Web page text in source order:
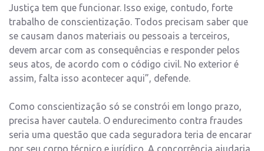
Justiça tem que funcionar. Isso exige, contudo, forte
trabalho de conscientização. Todos precisam saber que
se causam danos materiais ou pessoais a terceiros,
devem arcar com as consequências e responder pelos
seus atos, de acordo com o código civil. No exterior é
assim, falta isso acontecer aqui”, defende.
Como conscientização só se constrói em longo prazo,
precisa haver cautela. O endurecimento contra fraudes
seria uma questão que cada seguradora teria de encarar
por seu corpo técnico e jurídico. A concorrência ajudaria,